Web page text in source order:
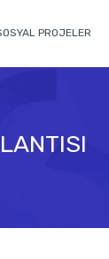
PROJELER